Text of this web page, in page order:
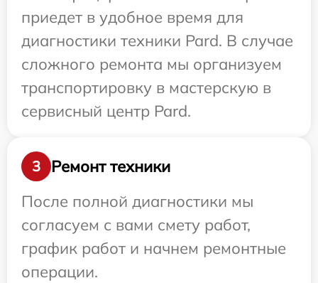
приедет в удобное время для
диагностики техники Pard. В случае
сложного ремонта мы организуем
транспортировку в мастерскую в
сервисный центр Pard.
3
Ремонт техники
После полной диагностики мы
согласуем с вами смету работ,
график работ и начнем ремонтные
операции.